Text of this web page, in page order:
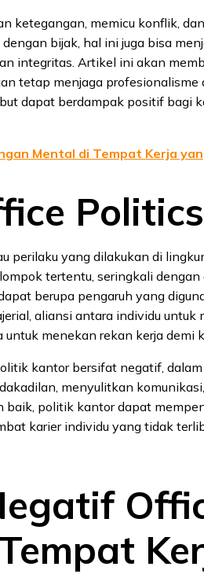
ketegangan, memicu konflik,
bijak, hal ini juga bisa
integritas. Artikel ini akan
tetap menjaga
dapat berdampak positif bagi
Mental di Tempat Kerja
perilaku yang dilakukan di
tertentu, seringkali
berupa pengaruh yang
aliansi antara individu untuk
menekan rekan kerja demi
kantor bersifat negatif,
menyulitkan
baik, politik kantor dapat
karier individu yang tidak